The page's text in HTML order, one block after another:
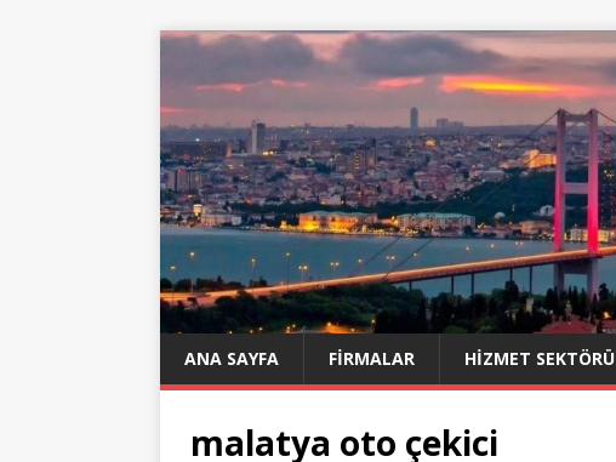
ANA SAYFA FIRMALAR HIZMET SEKTÖRÜ
malatya oto çekici